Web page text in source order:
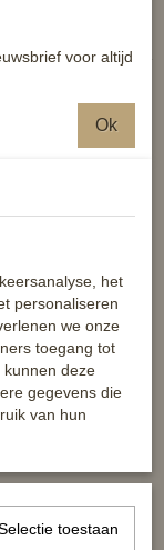
broekriek Bit -
voor altijd
Ok
het
personaliseren
we onze
toegang tot
deze
gegevens die
van hun
toestaan